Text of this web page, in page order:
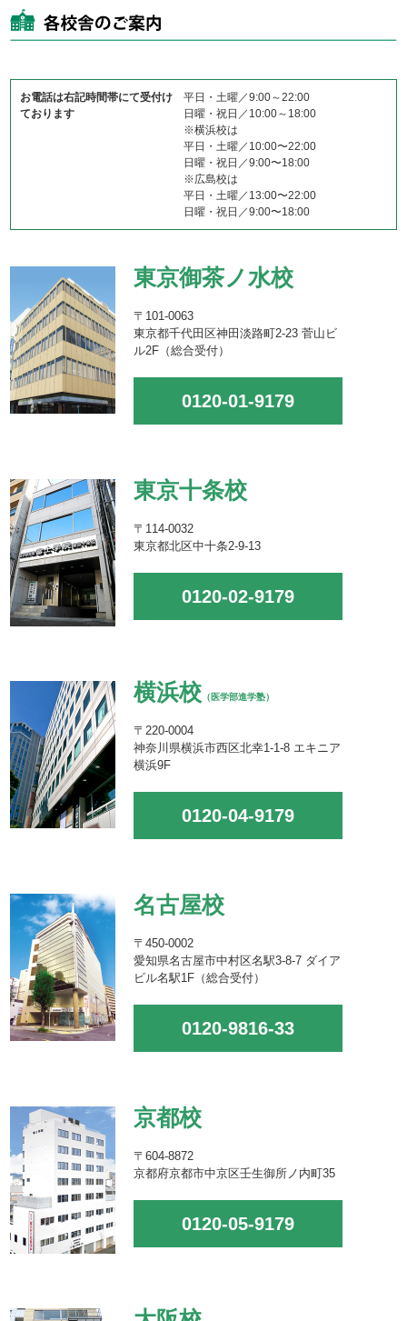
お電話は右記時間帯にて受付け
ております
平日・土曜／9:00～22:00
日曜・祝日／10:00～18:00
※横浜校は
平日・土曜／10:00〜22:00
日曜・祝日／9:00〜18:00
※広島校は
平日・土曜／13:00〜22:00
日曜・祝日／9:00〜18:00
東京御茶ノ水校
〒101-0063
東京都千代田区神田淡路町2-23 菅山ビ
ル2F（総合受付）
0120-01-9179
東京十条校
〒114-0032
東京都北区中十条2-9-13
0120-02-9179
横浜校 （医学部進学塾）
〒220-0004
神奈川県横浜市西区北幸1-1-8 エキニア
横浜9F
0120-04-9179
名古屋校
〒450-0002
愛知県名古屋市中村区名駅3-8-7 ダイア
ビル名駅1F（総合受付）
0120-9816-33
京都校
〒604-8872
京都府京都市中京区壬生御所ノ内町35
0120-05-9179